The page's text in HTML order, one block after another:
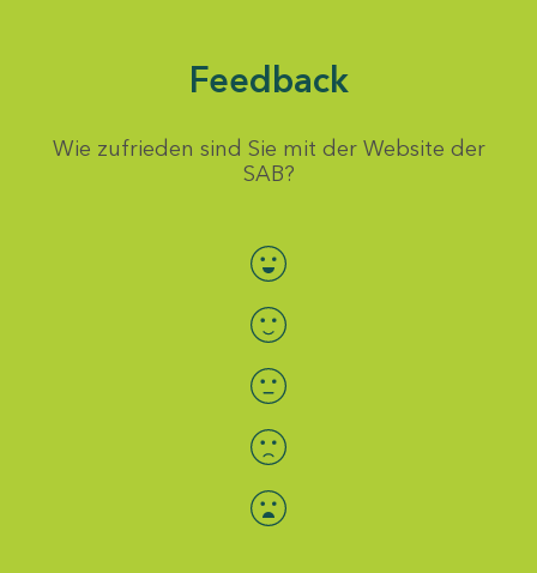
Feedback
Wie zufrieden sind Sie mit der Website der
SAB?
Bewertung auswählen